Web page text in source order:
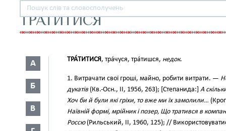
ТРАТИТИСЯ
А
Б
В
ТРА́ТИТИСЯ, тра́чуся, тра́тишся, недок.
1. Витрачати свої гроші, майно, робити витрати. —
дукатів (Кв.-Осн., II, 1956, 263); [Степанида:] А
Хоч би й були які гріхи, то вже ми їх замолили…
Наївній формі, мрійник і позер, Що тратився в
Россю(Рильський, II, 1960, 125); //